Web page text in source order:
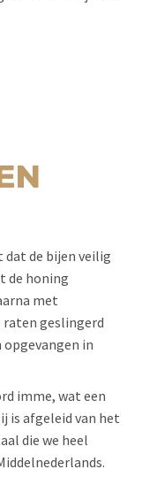
dat de bijen veilig
de honing
met
raten geslingerd
in
imme, wat een
is afgeleid van het
die we heel